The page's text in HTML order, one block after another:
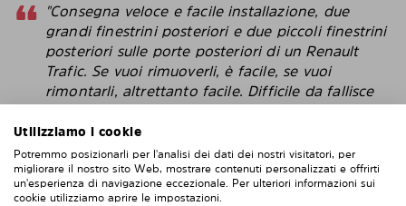
"Consegna veloce e facile installazione, due
grandi finestrini posteriori e due piccoli finestrini
posteriori sulle porte posteriori di un Renault
Trafic. Se vuoi rimuoverli, è facile, se vuoi
rimontarli, altrettanto facile. Difficile da fallisce
con l'installazione. Penso che questi sembrino
più intelligenti delle pellicole protettive che
attacchi direttamente alla finestra. "
Robert
Utilizziamo i cookie
Potremmo posizionarli per l'analisi dei dati dei nostri visitatori, per
migliorare il nostro sito Web, mostrare contenuti personalizzati e offrirti
un'esperienza di navigazione eccezionale. Per ulteriori informazioni sui
cookie utilizziamo aprire le impostazioni.